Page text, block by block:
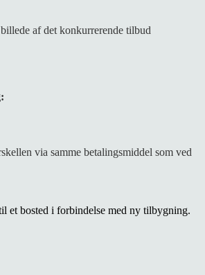
af det konkurrerende tilbud
via samme betalingsmiddel som ved
et bosted i forbindelse med ny tilbygning.